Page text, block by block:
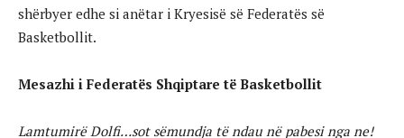
shërbyer edhe si anëtar i Kryesisë së Federatës së
Basketbollit.
Mesazhi i Federatës Shqiptare të Basketbollit
Lamtumirë Dolfi…sot sëmundja të ndau në pabesi nga ne!